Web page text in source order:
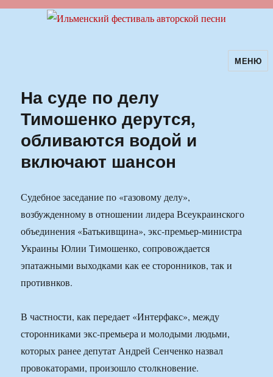
Ильменский фестиваль авторскойМЕНЮ
На суде по делу
Тимошенко дерутся,
обливаются водой и
включают шансон
Судебное заседание по «газовому делу»,
возбужденному в отношении лидера Всеукраинского
объединения «Батькивщина», экс-премьер-министра
Украины Юлии Тимошенко, сопровождается
эпатажными выходками как ее сторонников, так и
противнков.
В частности, как передает «Интерфакс», между
сторонниками экс-премьера и молодыми людьми,
которых ранее депутат Андрей Сенченко назвал
провокаторами, произошло столкновение.